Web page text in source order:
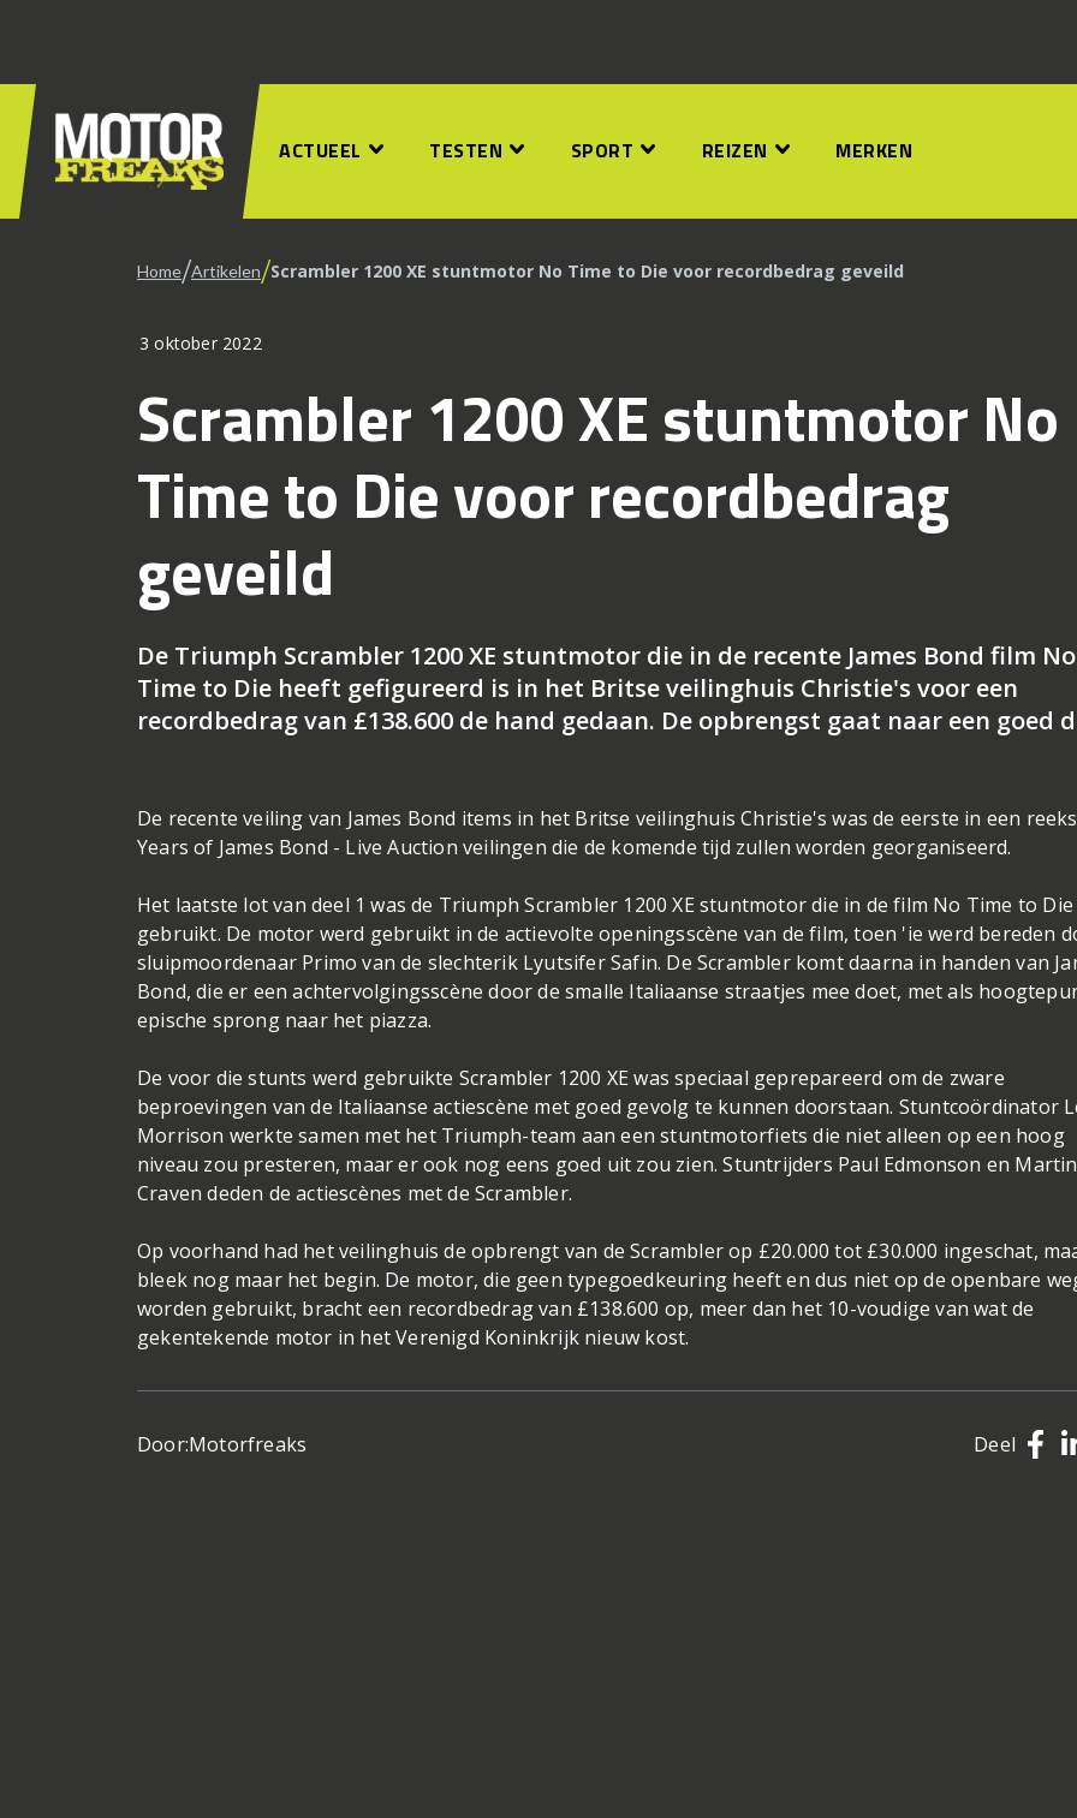
ACTUEEL TESTEN SPORT REIZEN MERKEN
Home/Artikelen/Scrambler 1200 XE stuntmotor No Time to Die voor recordbedrag geveild
3 oktober 2022
Scrambler 1200 XE stuntmotor No
Time to Die voor recordbedrag
geveild
De Triumph Scrambler 1200 XE stuntmotor die in de recente James Bond film No
Time to Die heeft gefigureerd is in het Britse veilinghuis Christie's voor een
recordbedrag van £138.600 de hand gedaan. De opbrengst gaat naar een goed
De recente veiling van James Bond items in het Britse veilinghuis Christie's was de eerste in een
Years of James Bond - Live Auction veilingen die de komende tijd zullen worden georganiseerd.
Het laatste lot van deel 1 was de Triumph Scrambler 1200 XE stuntmotor die in de film No Time to Die
gebruikt. De motor werd gebruikt in de actievolte openingsscène van de film, toen 'ie werd bereden
sluipmoordenaar Primo van de slechterik Lyutsifer Safin. De Scrambler komt daarna in handen van
Bond, die er een achtervolgingsscène door de smalle Italiaanse straatjes mee doet, met als
epische sprong naar het piazza.
De voor die stunts werd gebruikte Scrambler 1200 XE was speciaal geprepareerd om de zware
beproevingen van de Italiaanse actiescène met goed gevolg te kunnen doorstaan. Stuntcoördinator
Morrison werkte samen met het Triumph-team aan een stuntmotorfiets die niet alleen op een hoog
niveau zou presteren, maar er ook nog eens goed uit zou zien. Stuntrijders Paul Edmonson en Martin
Craven deden de actiescènes met de Scrambler.
Op voorhand had het veilinghuis de opbrengt van de Scrambler op £20.000 tot £30.000 ingeschat,
bleek nog maar het begin. De motor, die geen typegoedkeuring heeft en dus niet op de openbare
worden gebruikt, bracht een recordbedrag van £138.600 op, meer dan het 10-voudige van wat de
gekentekende motor in het Verenigd Koninkrijk nieuw kost.
Door:Motorfreaks Deel